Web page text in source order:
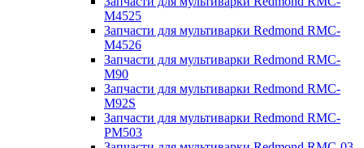
M4525
Запчасти для мультиварки Redmond RMC-
M4526
Запчасти для мультиварки Redmond RMC-
M90
Запчасти для мультиварки Redmond RMC-
M92S
Запчасти для мультиварки Redmond RMC-
PM503